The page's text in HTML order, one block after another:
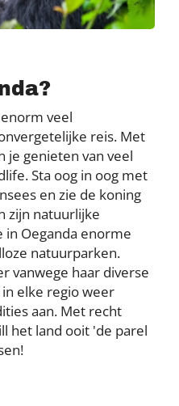
veel
reis. Met
je genieten van veel
Sta oog in oog met
en zie de koning
zijn natuurlijke
in Oeganda enorme
natuurparken.
vanwege haar diverse
elke regio weer
aan. Met recht
het land ooit 'de parel